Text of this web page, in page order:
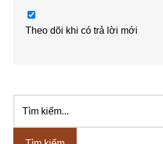
Theo dõi khi có trả lời mới
Sidebar
chính
kiếm...